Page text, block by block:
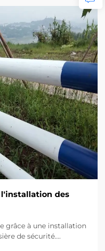
des
grâce à une installation
de sécurité.